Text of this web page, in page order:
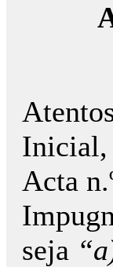
Inicial,
Acta
seja